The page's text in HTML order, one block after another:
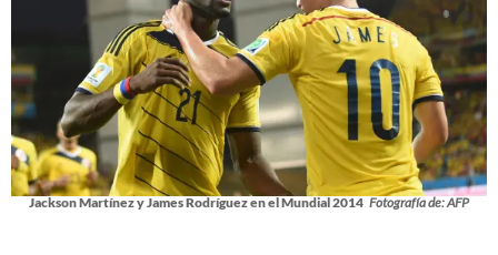
Jackson Martínez y James Rodríguez en el Mundial 2014 Fotografía de: AFP